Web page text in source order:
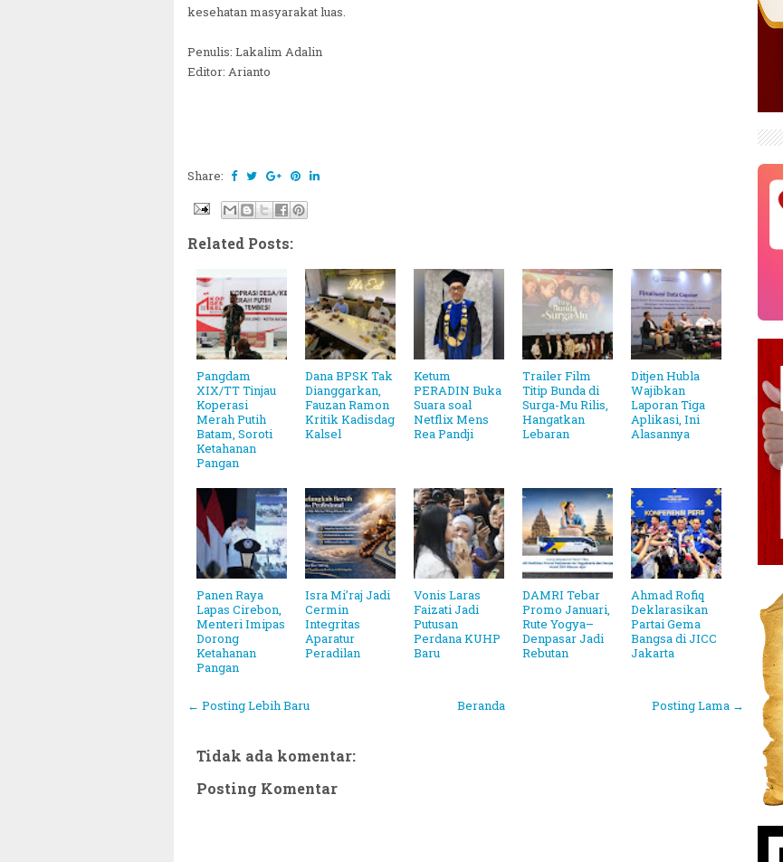
kesehatan masyarakat luas.
Penulis: Lakalim Adalin
Editor: Arianto
Share:
Related Posts:
Pangdam
XIX/TT Tinjau
Koperasi
Merah Putih
Batam, Soroti
Ketahanan
Pangan
Dana BPSK Tak
Dianggarkan,
Fauzan Ramon
Kritik Kadisdag
Kalsel
Ketum
PERADIN Buka
Suara soal
Netflix Mens
Rea Pandji
Trailer Film
Titip Bunda di
Surga-Mu Rilis,
Hangatkan
Lebaran
Ditjen Hubla
Wajibkan
Laporan Tiga
Aplikasi, Ini
Alasannya
Panen Raya
Lapas Cirebon,
Menteri Imipas
Dorong
Ketahanan
Pangan
Isra Mi’raj Jadi
Cermin
Integritas
Aparatur
Peradilan
Vonis Laras
Faizati Jadi
Putusan
Perdana KUHP
Baru
DAMRI Tebar
Promo Januari,
Rute Yogya–
Denpasar Jadi
Rebutan
Ahmad Rofiq
Deklarasikan
Partai Gema
Bangsa di JICC
Jakarta
← Posting Lebih Baru Posting Lama →
Beranda
Tidak ada komentar:
Posting Komentar